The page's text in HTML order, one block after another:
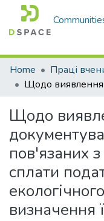
Home
Праці
Щодо
пов'язаних
сплати
визначення